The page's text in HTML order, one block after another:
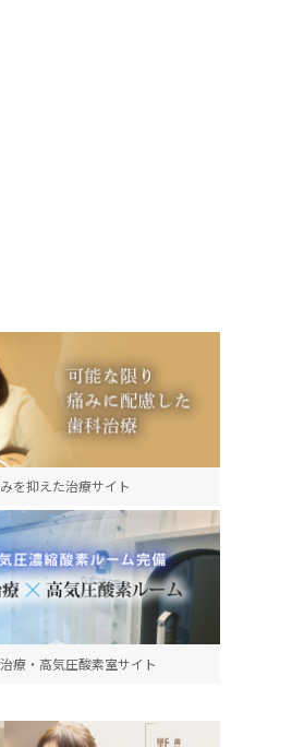
を抑えた治療サイト
療・高気圧酸素室サイト